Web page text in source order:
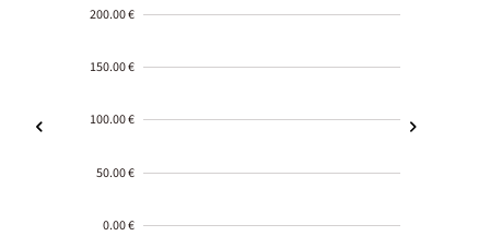
200.00 €
150.00 €
100.00 €
50.00 €
0.00 €